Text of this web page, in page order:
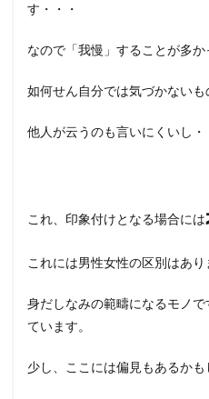
す・・・
なので「我慢」することが多か
如何せん自分では気づかないも
他人が云うのも言いにくいし・
これ、印象付けとなる場合には
これには男性女性の区別はあり
身だしなみの範疇になるモノ
ています。
少し、ここには偏見もあるか